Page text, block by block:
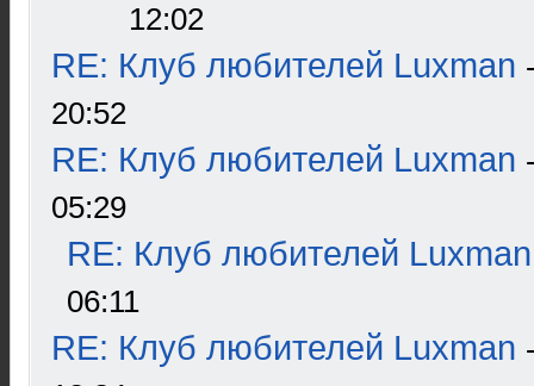
12:02
RE: Клуб любителей Luxman
20:52
RE: Клуб любителей Luxman
05:29
RE: Клуб любителей Luxman
06:11
RE: Клуб любителей Luxman